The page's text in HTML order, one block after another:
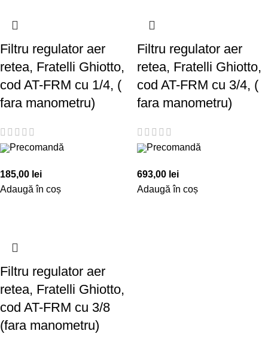
Filtru regulator aer
retea, Fratelli Ghiotto,
cod AT-FRM cu 1/4, (
fara manometru)
Precomandă
185,00 lei
Adaugă în coș
Filtru regulator aer
retea, Fratelli Ghiotto,
cod AT-FRM cu 3/4, (
fara manometru)
Precomandă
693,00 lei
Adaugă în coș
Filtru regulator aer
retea, Fratelli Ghiotto,
cod AT-FRM cu 3/8
(fara manometru)